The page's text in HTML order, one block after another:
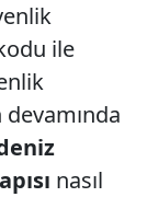
ile
nasıl